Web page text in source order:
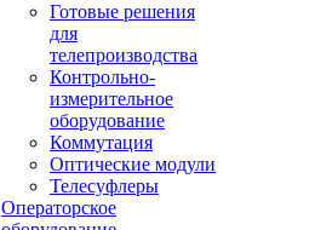
Готовые решения
для
телепроизводства
Контрольно-
измерительное
оборудование
Коммутация
Оптические модули
Телесуфлеры
Операторское